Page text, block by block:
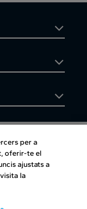
per a
oferir-te el
ajustats a
la